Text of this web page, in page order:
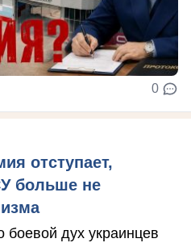
0
отступает,
больше не
боевой дух украинцев